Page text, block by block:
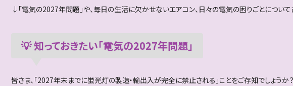
↓「電気の2027年問題」や、毎日の生活に欠かせないエアコン、日々の電気の困りごとについ
💡 知っておきたい「電気の2027年問題」
皆さま、「2027年末までに蛍光灯の製造・輸出入が完全に禁止される」ことをご存知でしょうか？